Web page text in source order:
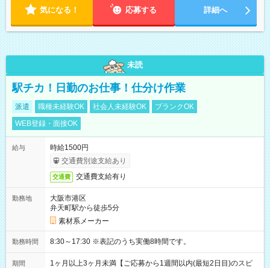
気になる！ 応募する 詳細へ
未読
駅チカ！日勤のお仕事！仕分け作業
派遣 職種未経験OK 社会人未経験OK
ブランクOK
WEB登録・面接OK
給与
時給1500円
交通費別途支給あり
交通費 交通費支給有り
勤務地
大阪市港区
弁天町駅から徒歩5分
素材系メーカー
勤務時間 8:30～17:30 ※表記のうち実働8時間です。
期間
1ヶ月以上3ヶ月未満【ご応募から1週間以内(最短2日目)のスピ